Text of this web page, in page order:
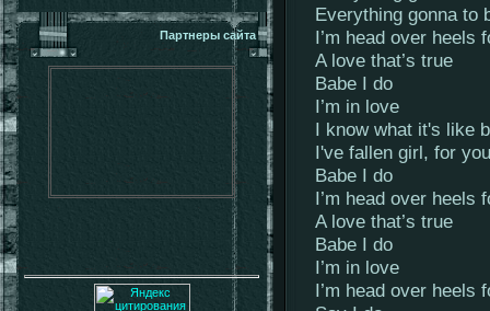
Партнеры сайта
Everything gonna to
I’m head over heels
A love that’s true
Babe I do
I’m in love
I know what it's like
I've fallen girl, for you
Babe I do
I’m head over heels
A love that’s true
Babe I do
I’m in love
I’m head over heels